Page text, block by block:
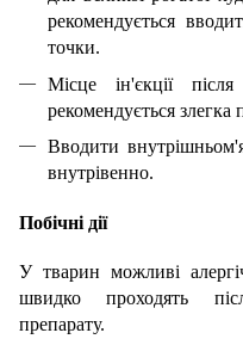
рекомендується
точки.
Місце ін'єкції
рекомендується злегка
Вводити
внутрівенно.
Побічні дії
У тварин можливі
швидко проходять
препарату.